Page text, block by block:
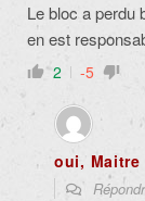
Le bloc a perdu
en est
2 -5
oui, Maitre